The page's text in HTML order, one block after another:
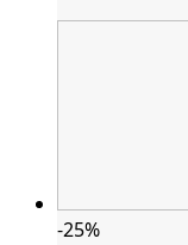
-25%